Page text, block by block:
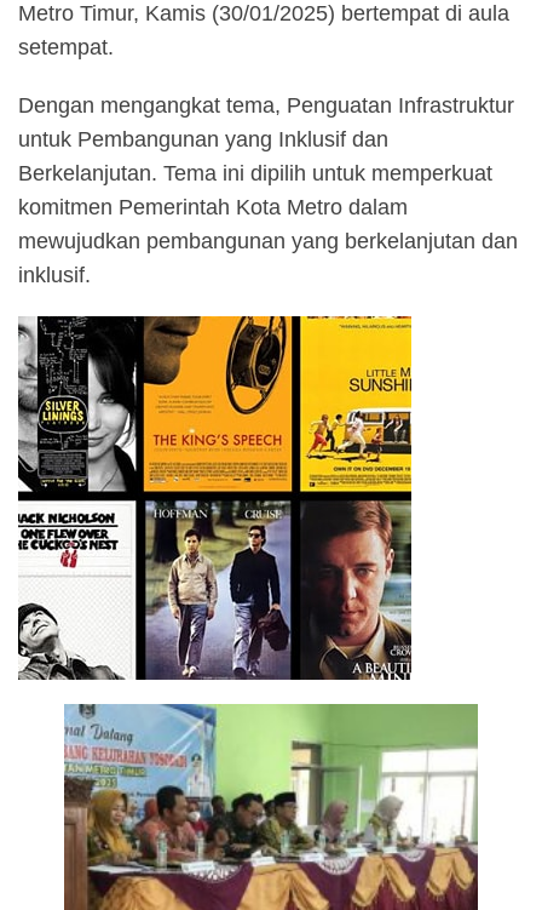
Metro Timur, Kamis (30/01/2025) bertempat di aula
setempat.
Dengan mengangkat tema, Penguatan Infrastruktur
untuk Pembangunan yang Inklusif dan
Berkelanjutan. Tema ini dipilih untuk memperkuat
komitmen Pemerintah Kota Metro dalam
mewujudkan pembangunan yang berkelanjutan dan
inklusif.